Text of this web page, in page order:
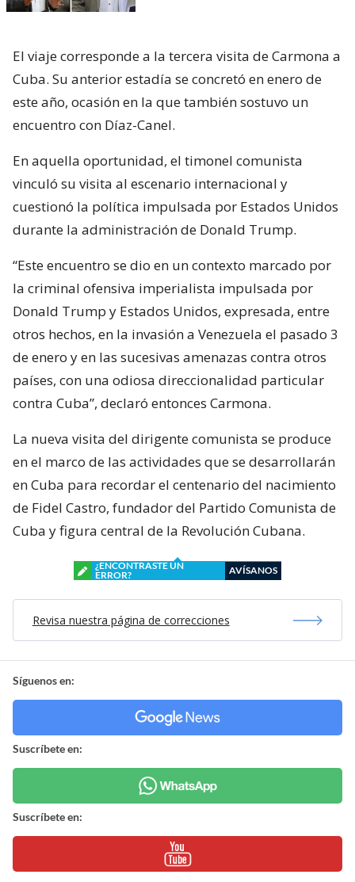
El viaje corresponde a la tercera visita de Carmona a
Cuba. Su anterior estadía se concretó en enero de
este año, ocasión en la que también sostuvo un
encuentro con Díaz-Canel.
En aquella oportunidad, el timonel comunista
vinculó su visita al escenario internacional y
cuestionó la política impulsada por Estados Unidos
durante la administración de Donald Trump.
“Este encuentro se dio en un contexto marcado por
la criminal ofensiva imperialista impulsada por
Donald Trump y Estados Unidos, expresada, entre
otros hechos, en la invasión a Venezuela el pasado 3
de enero y en las sucesivas amenazas contra otros
países, con una odiosa direccionalidad particular
contra Cuba”, declaró entonces Carmona.
La nueva visita del dirigente comunista se produce
en el marco de las actividades que se desarrollarán
en Cuba para recordar el centenario del nacimiento
de Fidel Castro, fundador del Partido Comunista de
Cuba y figura central de la Revolución Cubana.
¿ENCONTRASTE UN
ERROR?
AVÍSANOS
Revisa nuestra página de correcciones
Síguenos en:
Suscríbete en:
Suscríbete en: